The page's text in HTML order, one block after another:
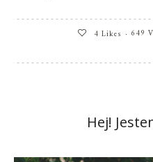
4 Likes 649
Hej!